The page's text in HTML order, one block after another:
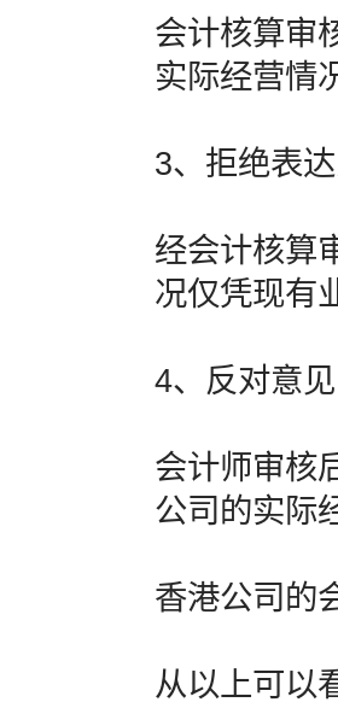
会计核算审
实际经营情
3、拒绝表
经会计核算
况仅凭现有
4、反对意见
会计师审核
公司的实际
香港公司的
从以上可以